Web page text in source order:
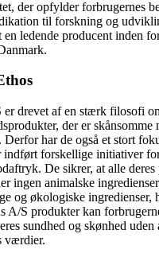
der opfylder forbrugernes
til forskning og
ledende producent inden
er drevet af en stærk filosofi
der er skånsomme
har de også et stort
forskellige initiativer
De sikrer, at alle deres
ingen animalske
og økologiske ingredienser,
A/S produkter kan
sundhed og skønhed uden
værdier.